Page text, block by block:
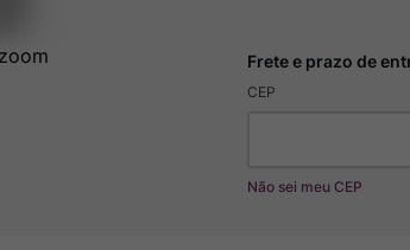
CEP
Não sei meu CEP